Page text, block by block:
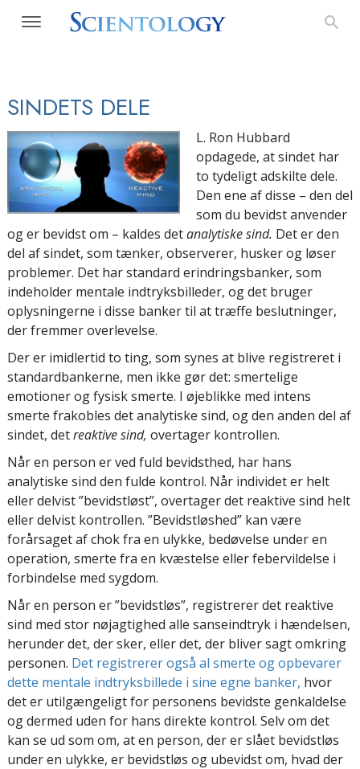
SINDETS DELE
L. Ron Hubbard
opdagede, at sindet har
to tydeligt adskilte dele.
Den ene af disse – den del
som du bevidst anvender
og er bevidst om – kaldes detanalytiske sind. Det er den
del af sindet, som tænker, observerer, husker og løser
problemer. Det har standard erindringsbanker, som
indeholder mentale indtryksbilleder, og det bruger
oplysningerne i disse banker til at træffe beslutninger,
der fremmer overlevelse.
Der er imidlertid to ting, som synes at blive registreret i
standardbankerne, men ikke gør det: smertelige
emotioner og fysisk smerte. I øjeblikke med intens
smerte frakobles det analytiske sind, og den anden del af
sindet, detreaktive sind, overtager kontrollen.
Når en person er ved fuld bevidsthed, har hans
analytiske sind den fulde kontrol. Når individet er helt
eller delvist ”bevidstløst”, overtager det reaktive sind helt
eller delvist kontrollen. ”Bevidstløshed” kan være
forårsaget af chok fra en ulykke, bedøvelse under en
operation, smerte fra en kvæstelse eller febervildelse i
forbindelse med sygdom.
Når en person er ”bevidstløs”, registrerer det reaktive
sind med stor nøjagtighed alle sanseindtryk i hændelsen,
herunder det, der sker, eller det, der bliver sagt omkring
personen. Det registrerer også al smerte og opbevarer
dette mentale indtryksbillede i sine egne banker, hvor
det er utilgængeligt for personens bevidste genkaldelse
og dermed uden for hans direkte kontrol. Selv om det
kan se ud som om, at en person, der er slået bevidstløs
under en ulykke, er bevidstløs og ubevidst om, hvad der